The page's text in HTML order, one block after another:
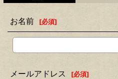
お名前 [必須]
メールアドレス [必須]